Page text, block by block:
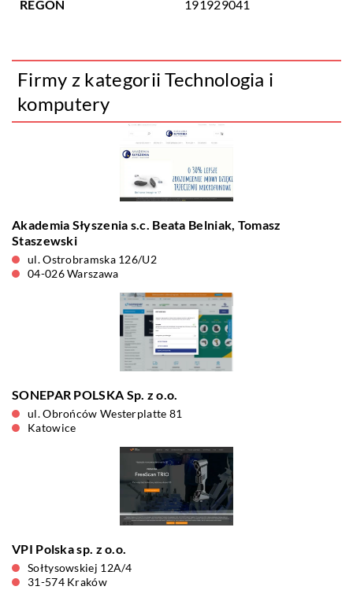
REGON 191929041
Firmy z kategorii Technologia i
komputery
Akademia Słyszenia s.c. Beata Belniak, Tomasz
Staszewski
ul. Ostrobramska 126/U2
04-026 Warszawa
SONEPAR POLSKA Sp. z o.o.
ul. Obrońców Westerplatte 81
Katowice
VPI Polska sp. z o.o.
Sołtysowskiej 12A/4
31-574 Kraków